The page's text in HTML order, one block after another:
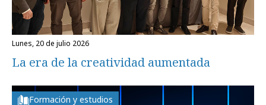
lunes, 20 de julio 2026
La era de la creatividad aumentada
Formación y estudios